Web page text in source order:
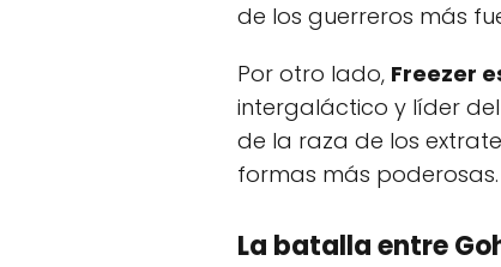
de los guerreros más
Por otro lado, Freezer
intergaláctico y líder del
de la raza de los
formas más poderosas.
La batalla entre